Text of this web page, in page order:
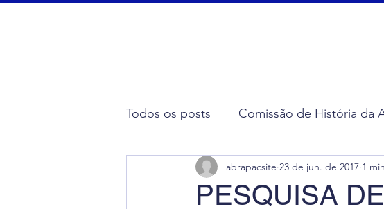
Todos os posts Comissão de História da
Artigos Científicos Eleição de
PESQUISA
abrapacsite 23 de jun. de 2017 1